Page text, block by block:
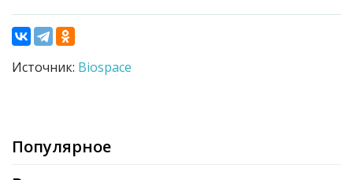
Источник: Biospace
Популярное